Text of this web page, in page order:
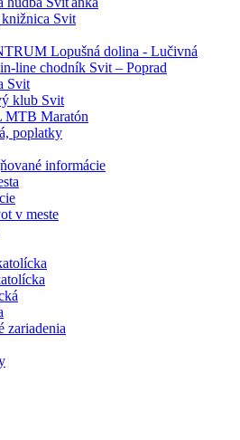
Svit
Lopušná dolina - Lučivná
line chodník Svit – Poprad
Svit
klub Svit
Maratón
poplatky
informácie
v meste
zariadenia